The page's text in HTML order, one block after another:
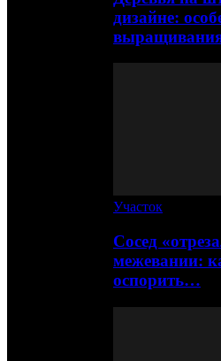
дизайне:
Участок
Сосед
межевании:
оспорить…